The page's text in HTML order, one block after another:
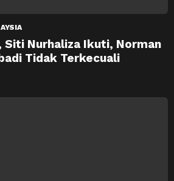
Siti Nurhaliza Ikuti, Norman
Tidak Terkecuali